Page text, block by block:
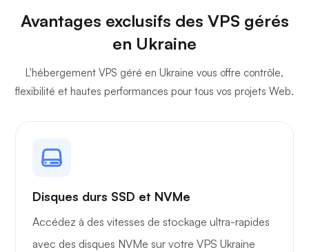
Grille de protection
Avantages exclusifs des VPS gérés
en Ukraine
L'hébergement VPS géré en Ukraine vous offre contrôle,
flexibilité et hautes performances pour tous vos projets Web.
Disques durs SSD et NVMe
Accédez à des vitesses de stockage ultra-rapides
avec des disques NVMe sur votre VPS Ukraine